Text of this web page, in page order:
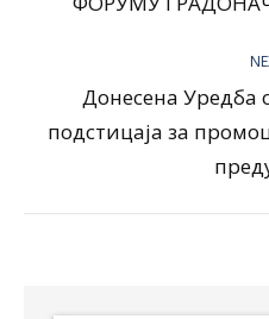
Донесена Уредба
подстицаја за